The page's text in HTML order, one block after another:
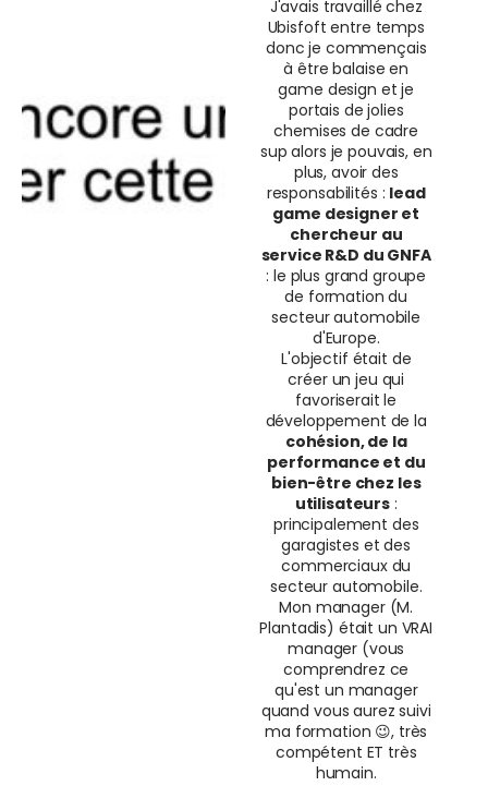
J'avais travaillé chez
Ubisfoft entre temps
donc je commençais
à être balaise en
game design et je
portais de jolies
chemises de cadre
sup alors je pouvais, en
plus, avoir des
responsabilités : lead
game designer et
chercheur au
service R&D du GNFA
: le plus grand groupe
de formation du
secteur automobile
d'Europe.
L'objectif était de
créer un jeu qui
favoriserait le
développement de la
cohésion, de la
performance et du
bien-être chez les
utilisateurs :
principalement des
garagistes et des
commerciaux du
secteur automobile.
Mon manager (M.
Plantadis) était un VRAI
manager (vous
comprendrez ce
qu'est un manager
quand vous aurez suivi
ma formation 😉, très
compétent ET très
humain.